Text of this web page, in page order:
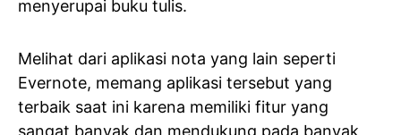
menyerupai buku tulis.
Melihat dari aplikasi nota yang lain seperti
Evernote, memang aplikasi tersebut yang
terbaik saat ini karena memiliki fitur yang
sangat banyak dan mendukung pada banyak